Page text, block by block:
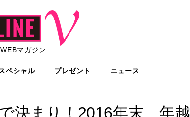
マガジン
スペシャル プレゼント ニュース
決まり！2016年末、年越